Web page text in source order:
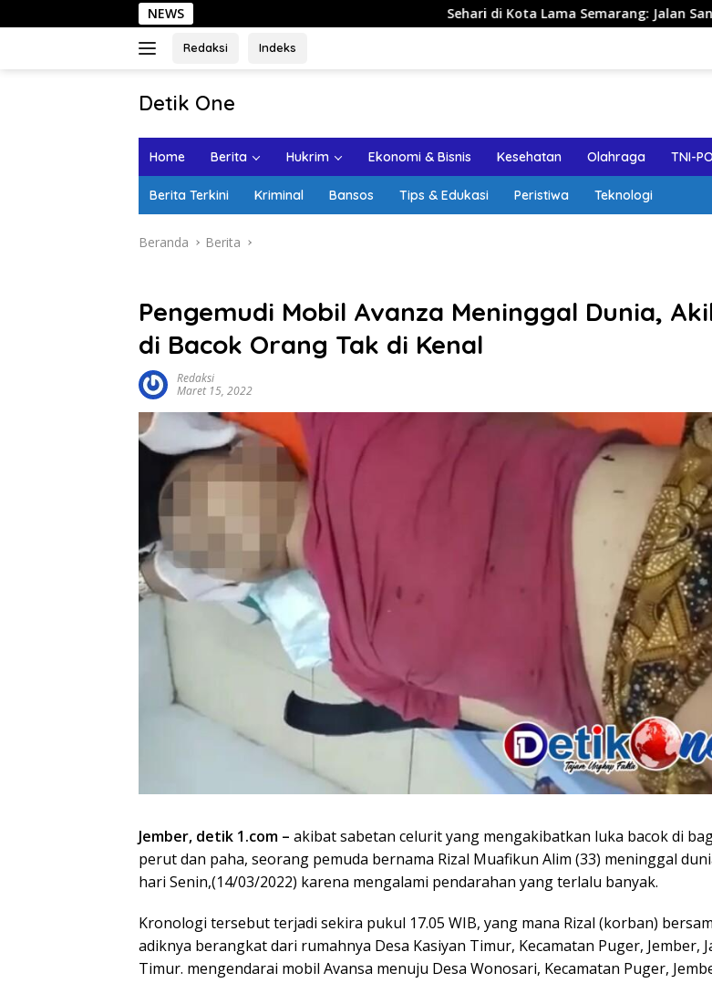
ke
NEWS Sehari di Kota Lama Semarang: Jalan Santai, Spot Foto,
Redaksi Indeks
Detik One
Ungkap
Home Berita Hukrim Ekonomi & Bisnis Kesehatan Olahraga TNI-
Berita Terkini Kriminal Bansos Tips & Edukasi Peristiwa Teknologi
Beranda Berita
Pengemudi Mobil Avanza Meninggal Dunia,
di Bacok Orang Tak di Kenal
Redaksi
Maret 15, 2022
Jember, detik 1.com – akibat sabetan celurit yang mengakibatkan luka bacok di
perut dan paha, seorang pemuda bernama Rizal Muafikun Alim (33) meninggal
hari Senin,(14/03/2022) karena mengalami pendarahan yang terlalu banyak.
Kronologi tersebut terjadi sekira pukul 17.05 WIB, yang mana Rizal (korban)
adiknya berangkat dari rumahnya Desa Kasiyan Timur, Kecamatan Puger, Jember,
Timur. mengendarai mobil Avansa menuju Desa Wonosari, Kecamatan Puger,